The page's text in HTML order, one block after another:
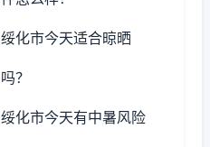
绥化市今天适合晾晒
吗？
绥化市今天有中暑风险